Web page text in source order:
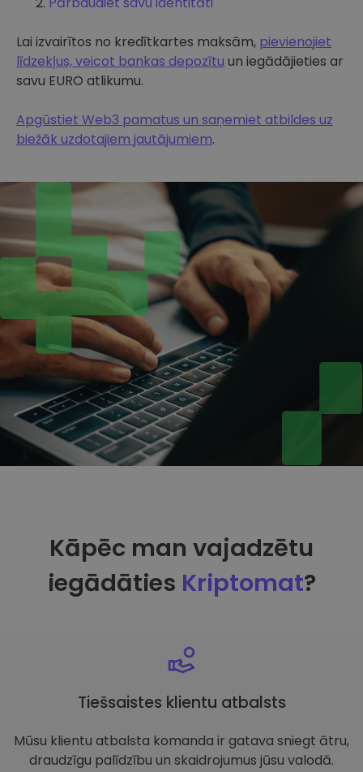
Lai izvairītos no kredītkartes maksām, pievienojiet
līdzekļus, veicot bankas depozītu un iegādājieties ar
savu EURO atlikumu.
Apgūstiet Web3 pamatus un saņemiet atbildes uz
biežāk uzdotajiem jautājumiem.
Kāpēc man vajadzētu
iegādāties Kriptomat?
Tiešsaistes klientu atbalsts
Mūsu klientu atbalsta komanda ir gatava sniegt ātru,
draudzīgu palīdzību un skaidrojumus jūsu valodā.